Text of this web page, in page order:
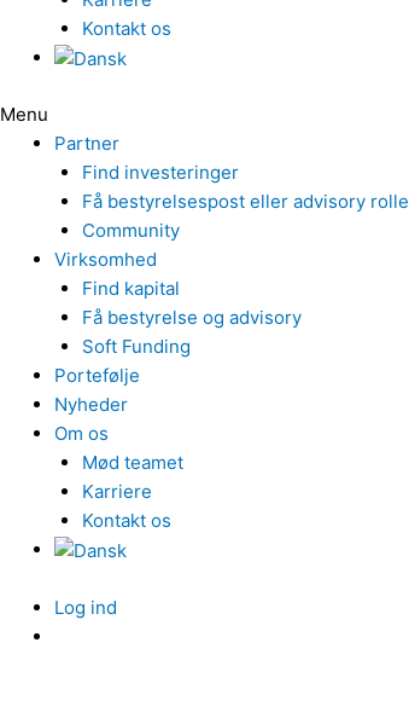
Kontakt os
Menu
Partner
Find investeringer
Få bestyrelsespost eller advisory rolle
Community
Virksomhed
Find kapital
Få bestyrelse og advisory
Soft Funding
Portefølje
Nyheder
Om os
Mød teamet
Karriere
Kontakt os
Log ind